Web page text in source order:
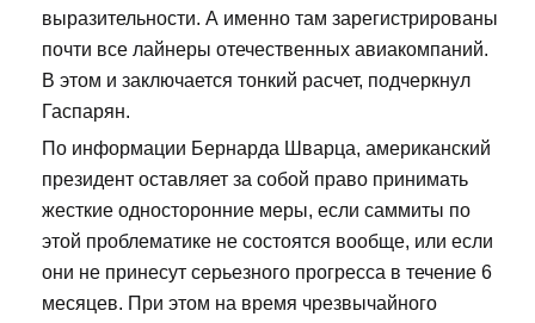
выразительности. А именно там зарегистрированы
почти все лайнеры отечественных авиакомпаний.
В этом и заключается тонкий расчет, подчеркнул
Гаспарян.
По информации Бернарда Шварца, американский
президент оставляет за собой право принимать
жесткие односторонние меры, если саммиты по
этой проблематике не состоятся вообще, или если
они не принесут серьезного прогресса в течение 6
месяцев. При этом на время чрезвычайного